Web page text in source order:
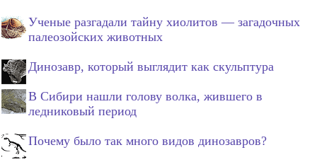
Ученые разгадали тайну хиолитов — загадочных
палеозойских животных
Динозавр, который выглядит как скульптура
В Сибири нашли голову волка, жившего в
ледниковый период
Почему было так много видов динозавров?